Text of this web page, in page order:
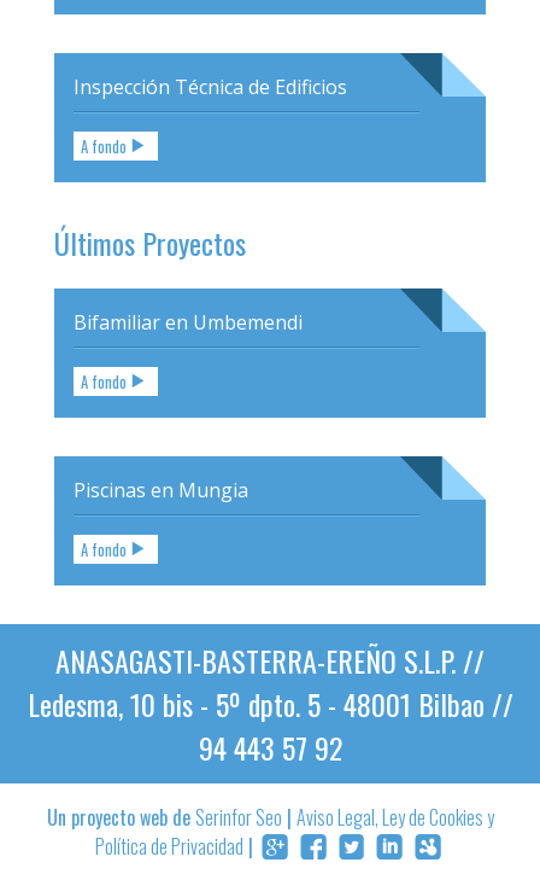
Inspección Técnica de Edificios
A fondo
Últimos Proyectos
Bifamiliar en Umbemendi
A fondo
Piscinas en Mungia
A fondo
ANASAGASTI-BASTERRA-EREÑO S.L.P. //
Ledesma, 10 bis - 5º dpto. 5 - 48001 Bilbao //
94 443 57 92
Un proyecto web de Serinfor Seo | Aviso Legal, Ley de Cookies y
Política de Privacidad |